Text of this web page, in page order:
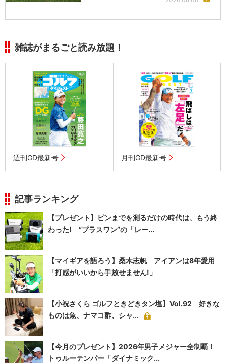
雑誌がまるごと読み放題！
週刊GD最新号 月刊GD最新号
記事ランキング
【プレゼント】ピンまでを測るだけの時代は、もう終
わった! “プラスワン”の「レー...
【マイギアを語ろう】桑木志帆 アイアンは8年愛用
「打感がいいから手放せません!」
【小祝さくら ゴルフときどきタン塩】Vol.92 好きな
ものは魚、ナマコ酢、シャ...
【今月のプレゼント】2026年男子メジャー全制覇！
トゥルーテンパー「ダイナミック...